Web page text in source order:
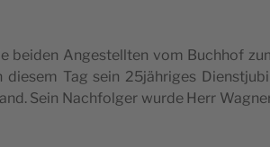
bei­den Ange­stell­ten vom Buch­hof
die­sem Tag sein 25jähriges
Sein Nach­fol­ger wur­de Herr